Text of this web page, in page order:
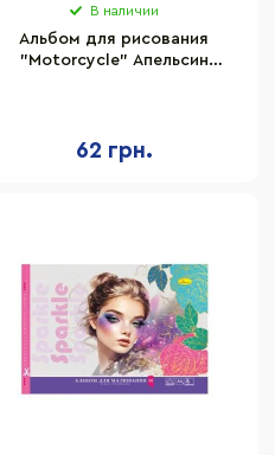
В наличии
Альбом для рисования
"Motorcycle" Апельсин
62 грн.